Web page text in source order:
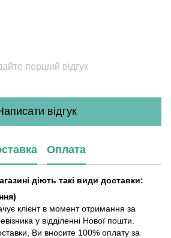
перший відгук
відгук
Оплата
діють такі види доставки:
клієнт в момент отримання за
у відділенні Нової пошти.
Ви вносите 100% оплату за